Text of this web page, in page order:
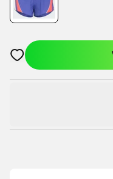
Åbner en Modal til at